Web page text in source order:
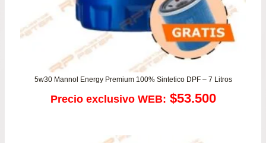
5w30 Mannol Energy Premium 100% Sintetico DPF – 7 Litros
Precio exclusivo WEB: $53.500